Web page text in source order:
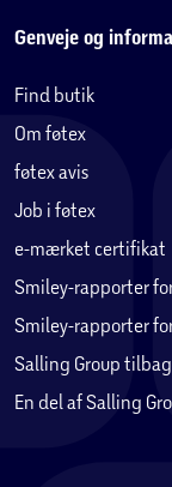
Genveje og
Find butik
Om føtex
føtex avis
Job i føtex
e-mærket certifikat
Smiley-rapporter
Smiley-rapporter
Salling Group
En del af Salling